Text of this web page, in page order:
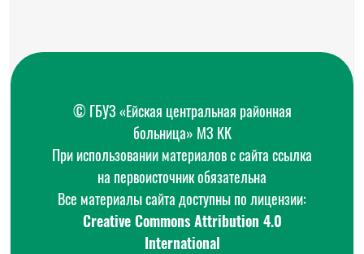
© ГБУЗ «Ейская центральная районная
больница» МЗ КК
При использовании материалов с сайта ссылка
на первоисточник обязательна
Все материалы сайта доступны по лицензии:
Creative Commons Attribution 4.0
International